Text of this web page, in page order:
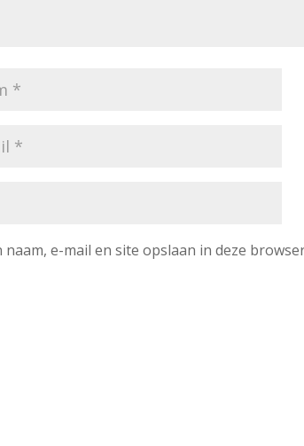
naam, e-mail en site opslaan in deze